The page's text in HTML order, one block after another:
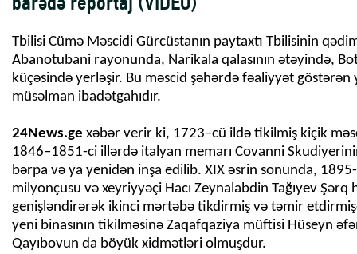
barədə reportaj (VİDEO)
Tbilisi Cümə Məscidi Gürcüstanın paytaxtı Tbilisinin
Abanotubani rayonunda, Narikala qalasının ətəyində,
küçəsində yerləşir. Bu məscid şəhərdə fəaliyyət göstərən
müsəlman ibadətgahıdır.
24News.ge xəbər verir ki, 1723–cü ildə tikilmiş kiçik
1846–1851-ci illərdə italyan memarı Covanni
bərpa və ya yenidən inşa edilib. XIX əsrin sonunda, 1895-
milyonçusu və xeyriyyəçi Hacı Zeynalabdin Tağıyev Şərq
genişləndirərək ikinci mərtəbə tikdirmiş və təmir
yeni binasının tikilməsinə Zaqafqaziya müftisi Hüseyn
Qayıbovun da böyük xidmətləri olmuşdur.